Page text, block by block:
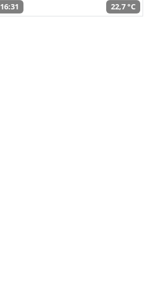
16:31 22,7 °C